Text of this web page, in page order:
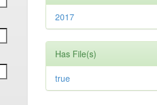
2017
Has File(s)
true